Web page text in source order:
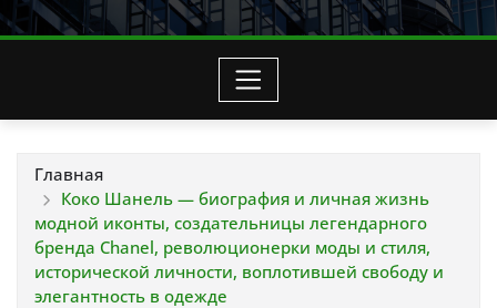
Главная
Коко Шанель — биография и личная жизнь
модной иконты, создательницы легендарного
бренда Chanel, революционерки моды и стиля,
исторической личности, воплотившей свободу и
элегантность в одежде